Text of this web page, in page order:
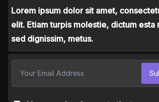
Lorem ipsum dolor sit amet,
elit. Etiam turpis molestie, dictum esta
sed dignissim, metus.